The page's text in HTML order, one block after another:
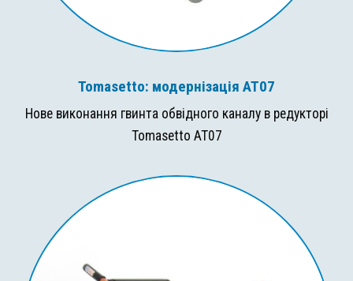
Tomasetto: модернізація AT07
Нове виконання гвинта обвідного каналу в редукторі
Tomasetto AT07